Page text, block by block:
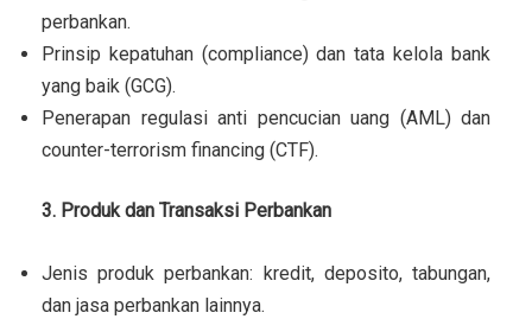
perbankan.
Prinsip kepatuhan (compliance) dan tata kelola bank
yang baik (GCG).
Penerapan regulasi anti pencucian uang (AML) dan
counter-terrorism financing (CTF).
3. Produk dan Transaksi Perbankan
Jenis produk perbankan: kredit, deposito, tabungan,
dan jasa perbankan lainnya.